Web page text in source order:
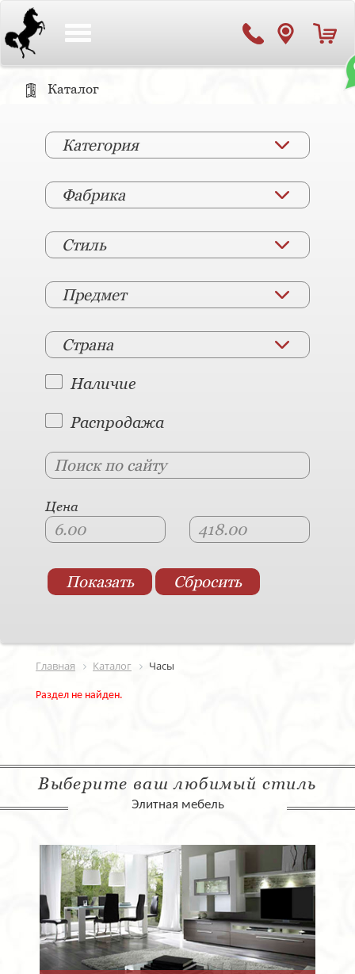
Каталог
Категория
Фабрика
Стиль
Предмет
Страна
Наличие
Распродажа
Цена
Главная Каталог Часы
Раздел не найден.
Выберите ваш любимый стиль
Элитная мебель